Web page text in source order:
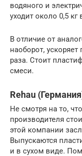
водяного и
уходит около 0,5 кг
В отличие от
наоборот,
раза. Стоит
смеси.
Rehau
Не смотря на то,
производителя
этой компании
Выпускаются
и в сухом виде.